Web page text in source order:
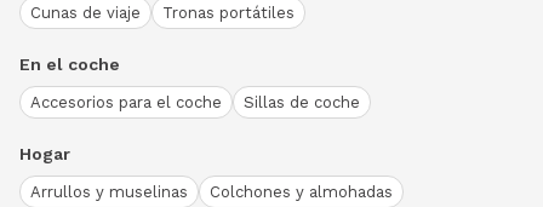
Cunas de viaje Tronas portátiles
En el coche
Accesorios para el coche Sillas de coche
Hogar
Arrullos y muselinas
Colchones y almohadas